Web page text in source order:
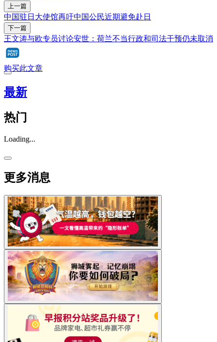
上一篇
中国驻日大使馆再吁中国公民近期避免赴日
下一篇
王文涛与欧专员讨论安世：荷兰不当行政和司法干预仍未取消
购买此文章
最新
热门
Loading...
更多消息